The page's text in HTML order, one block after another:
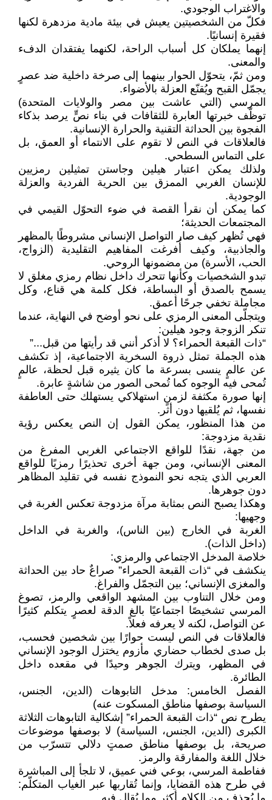
والاغتراب الوجودي.
فكلّ من الشخصيتين يعيش في بيئة مادية مزدهرة لكنها
فقيرة إنسانيًا.
إنهما يملكان كل أسباب الراحة، لكنهما يفتقدان الدفء
والمعنى.
ومن ثمّ، يتحوّل الحوار بينهما إلى صرخة داخلية ضد عصرٍ
يجمّل القبح ويُقنّع العزلة بالأضواء.
المرسي (التي عاشت بين مصر والولايات المتحدة)
توظّف خبرتها العابرة للثقافات في بناء نصٍّ يرصد بذكاء
الفجوة بين الحداثة التقنية والحرارة الإنسانية.
فالعلاقات في النص لا تقوم على الانتماء أو العمق، بل
على التماس السطحي.
ولذلك يمكن اعتبار هيلين وجاستن تمثيلين رمزيين
للإنسان الغربي الممزق بين الحرية الفردية والعزلة
الوجودية.
كما يمكن أن نقرأ القصة في ضوء التحوّل القيمي في
المجتمعات الحديثة؛
فهي تُظهر كيف صار التواصل الإنساني مشروطًا بالمظهر
والجاذبية، وكيف أُفرغت المفاهيم التقليدية (الزواج،
الحب، الأسرة) من مضمونها الروحي.
تبدو الشخصيات وكأنها تتحرك داخل نظام رمزي مغلق لا
يسمح بالصدق أو البساطة، فكل كلمة هي قناع، وكل
مجاملة تخفي جرحًا أعمق.
ويتجلّى المعنى الرمزي على نحو أوضح في النهاية، عندما
تنكر الزوجة وجود هيلين:
“ذات القبعة الحمراء؟ لا أذكر أنني قد رأيتها من قبل...”
هذه الجملة تمثل ذروة السخرية الاجتماعية، إذ تكشف
عن عالمٍ ينسى بسرعة ما كان يثيره قبل لحظة، عالمٍ
تُمحى فيه الوجوه كما تُمحى الصور من شاشةٍ عابرة.
إنها صورة مكثفة لزمنٍ استهلاكي يستهلك حتى العاطفة
نفسها، ثم يُلقيها دون أثر.
من هذا المنظور، يمكن القول إن النص يعكس رؤية
نقدية مزدوجة:
من جهة، نقدًا للواقع الاجتماعي الغربي المفرغ من
المعنى الإنساني، ومن جهة أخرى تحذيرًا رمزيًا للواقع
العربي الذي يتجه نحو النموذج نفسه في تقليد المظاهر
دون جوهرها.
وهكذا يصبح النص بمثابة مرآة مزدوجة تعكس الغربة في
وجهيها:
الغربة في الخارج (بين الناس)، والغربة في الداخل
(داخل الذات).
خلاصة المدخل الاجتماعي والرمزي:
ينكشف في “ذات القبعة الحمراء” صراعٌ حاد بين الحداثة
والمغزى الإنساني؛ بين التجمّل والفراغ.
ومن خلال التناوب بين المشهد الواقعي والرمز، تصوغ
المرسي تشخيصًا اجتماعيًا بالغ الدقة لعصرٍ يتكلم كثيرًا
عن التواصل، لكنه لا يعرفه فعلاً.
فالعلاقات في النص ليست حوارًا بين شخصين فحسب،
بل صدى لخطاب حضاري مأزوم يختزل الوجود الإنساني
في المظهر، ويترك الجوهر وحيدًا في مقعده داخل
الطائرة.
الفصل الخامس: مدخل التابوهات (الدين، الجنس،
السياسة بوصفها مناطق المسكوت عنه)
يطرح نص “ذات القبعة الحمراء” إشكالية التابوهات الثلاثة
الكبرى (الدين، الجنس، السياسة) لا بوصفها موضوعات
صريحة، بل بوصفها مناطق صمتٍ دلالي تتسرّب من
خلال اللغة والمفارقة والرمز.
ففاطمة المرسي، بوعي فني عميق، لا تلجأ إلى المباشرة
في طرح هذه القضايا، وإنما تُقاربها عبر الغياب المتكلّم: